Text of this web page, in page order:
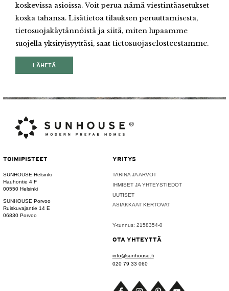
koskevissa asioissa. Voit perua nämä viestintäasetukset
koska tahansa. Lisätietoa tilauksen peruuttamisesta,
tietosuojakäytännöistä ja siitä, miten lupaamme
suojella yksityisyyttäsi, saat tietosuojaselosteestamme.
TOIMIPISTEET
SUNHOUSE Helsinki
Hauhontie 4 F
00550 Helsinki
SUNHOUSE Porvoo
Ruiskuvajantie 14 E
06830 Porvoo
YRITYS
TARINA JA ARVOT
IHMISET JA YHTEYSTIEDOT
UUTISET
ASIAKKAAT KERTOVAT
Y-tunnus: 2158354-0
OTA YHTEYTTÄ
info@sunhouse.fi
020 79 33 060